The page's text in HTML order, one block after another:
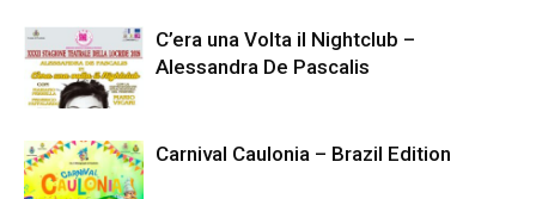
C’era una Volta il Nightclub –
Alessandra De Pascalis
Carnival Caulonia – Brazil Edition